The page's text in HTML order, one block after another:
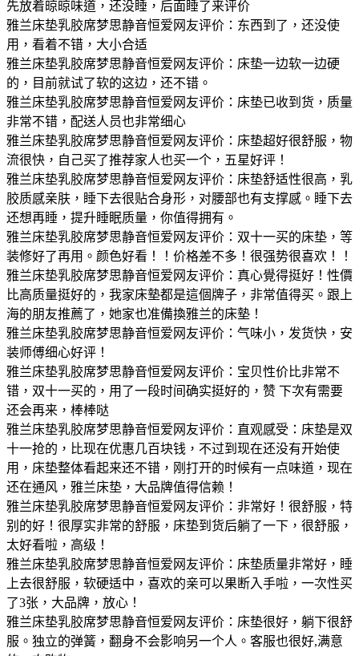
先放着晾晾味道，还没睡，后面睡了来评价
雅兰床垫乳胶席梦思静音恒爱网友评价：东西到了，还没使
用，看着不错，大小合适
雅兰床垫乳胶席梦思静音恒爱网友评价：床垫一边软一边硬
的，目前就试了软的这边，还不错。
雅兰床垫乳胶席梦思静音恒爱网友评价：床垫已收到货，质量
非常不错，配送人员也非常细心
雅兰床垫乳胶席梦思静音恒爱网友评价：床垫超好很舒服，物
流很快，自己买了推荐家人也买一个，五星好评！
雅兰床垫乳胶席梦思静音恒爱网友评价：床垫舒适性很高，乳
胶质感亲肤，睡下去很贴合身形，对腰部也有支撑感。睡下去
还想再睡，提升睡眠质量，你值得拥有。
雅兰床垫乳胶席梦思静音恒爱网友评价：双十一买的床垫，等
装修好了再用。颜色好看！！价格差不多！很强势很喜欢！！
雅兰床垫乳胶席梦思静音恒爱网友评价：真心覺得挺好！性價
比高质量挺好的，我家床墊都是這個牌子，非常值得买。跟上
海的朋友推薦了，她家也准備換雅兰的床墊！
雅兰床垫乳胶席梦思静音恒爱网友评价：气味小，发货快，安
装师傅细心好评！
雅兰床垫乳胶席梦思静音恒爱网友评价：宝贝性价比非常不
错，双十一买的，用了一段时间确实挺好的，赞 下次有需要
还会再来，棒棒哒
雅兰床垫乳胶席梦思静音恒爱网友评价：直观感受：床垫是双
十一抢的，比现在优惠几百块钱，不过到现在还没有开始使
用，床垫整体看起来还不错，刚打开的时候有一点味道，现在
还在通风，雅兰床垫，大品牌值得信赖！
雅兰床垫乳胶席梦思静音恒爱网友评价：非常好！很舒服，特
别的好！很厚实非常的舒服，床垫到货后躺了一下，很舒服，
太好看啦，高级！
雅兰床垫乳胶席梦思静音恒爱网友评价：床垫质量非常好，睡
上去很舒服，软硬适中，喜欢的亲可以果断入手啦，一次性买
了3张，大品牌，放心！
雅兰床垫乳胶席梦思静音恒爱网友评价：床垫很好，躺下很舒
服。独立的弹簧，翻身不会影响另一个人。客服也很好,满意